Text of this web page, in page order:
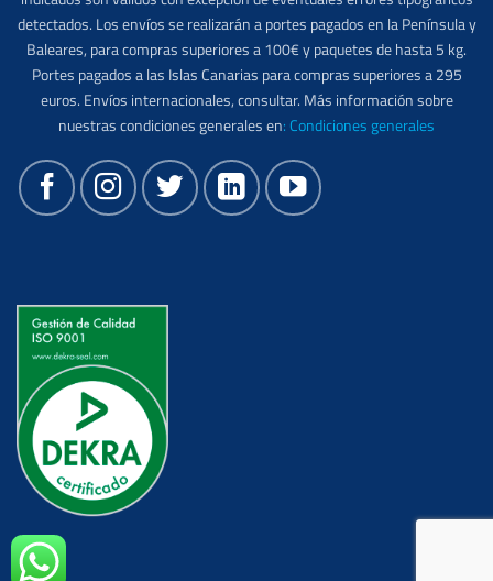
detectados. Los envíos se realizarán a portes pagados en la Península y
Baleares, para compras superiores a 100€ y paquetes de hasta 5 kg.
Portes pagados a las Islas Canarias para compras superiores a 295
euros. Envíos internacionales, consultar. Más información sobre
nuestras condiciones generales en: Condiciones generales